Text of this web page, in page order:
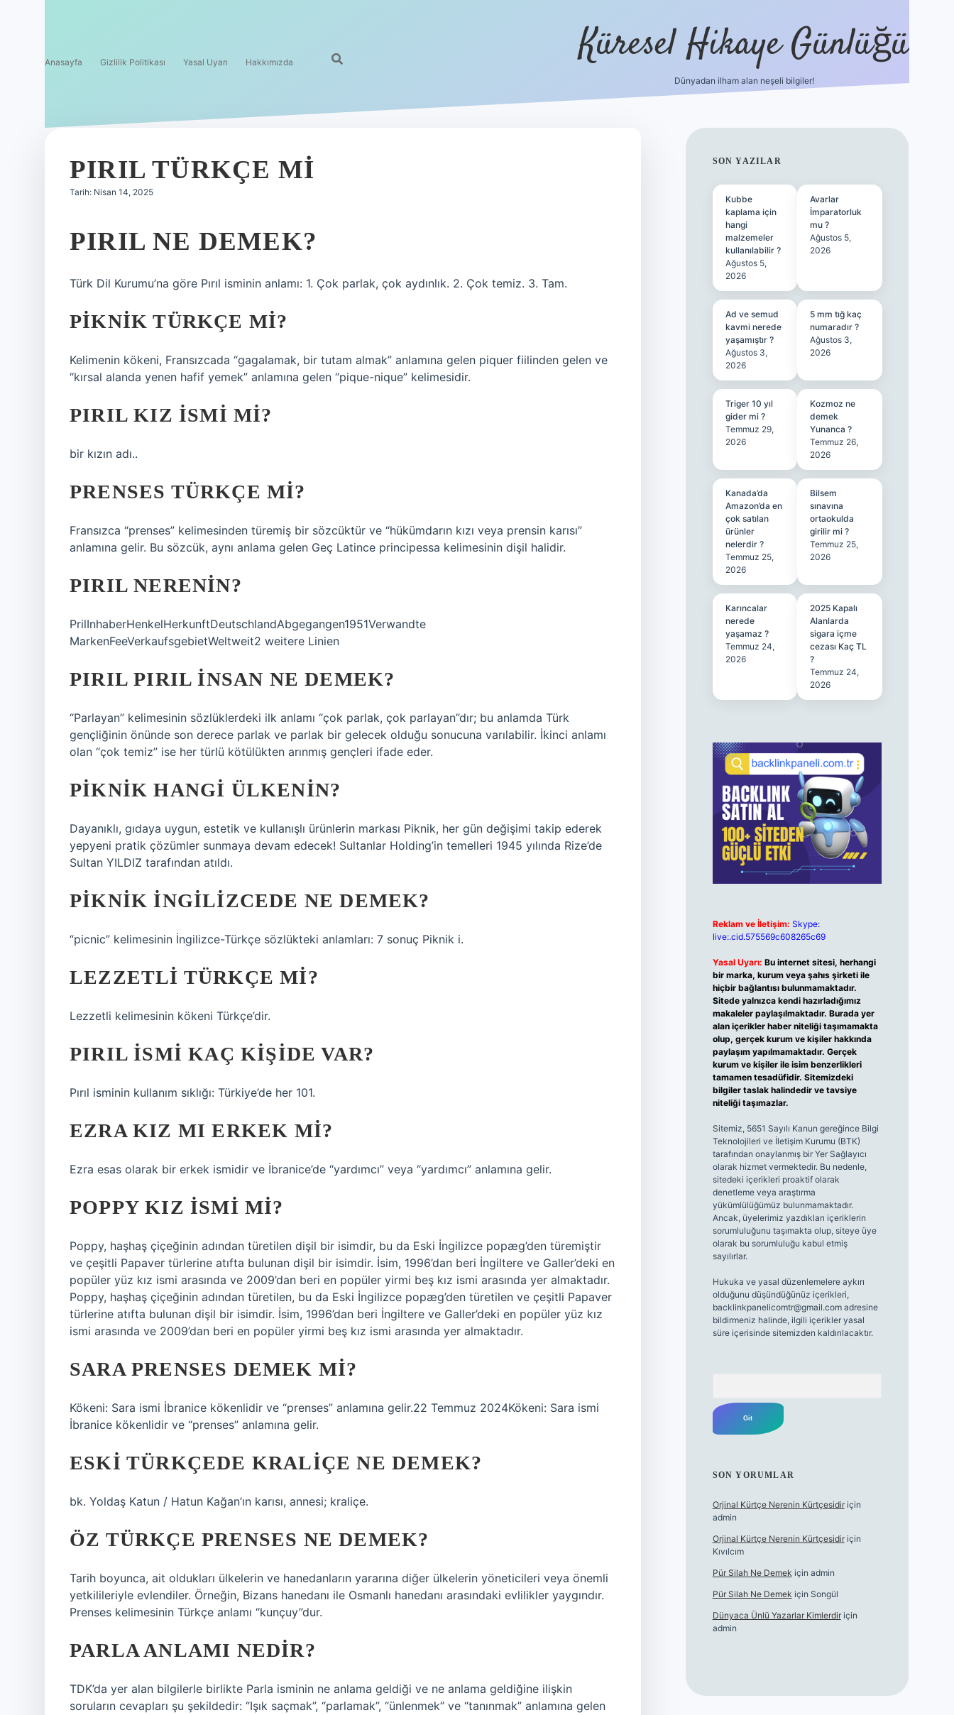
Anasayfa Gizlilik Politikası Yasal Uyarı Hakkımızda Küresel Hikaye Günlüğü
Dünyadan ilham alan neşeli bilgiler!
PIRIL TÜRKÇE MI
Tarih: Nisan 14, 2025
PIRIL NE DEMEK?
Türk Dil Kurumu’na göre Pırıl isminin anlamı: 1. Çok parlak, çok aydınlık. 2. Çok temiz. 3. Tam.
PIKNIK TÜRKÇE MI?
Kelimenin kökeni, Fransızcada “gagalamak, bir tutam almak” anlamına gelen piquer fiilinden gelen ve
“kırsal alanda yenen hafif yemek” anlamına gelen “pique-nique” kelimesidir.
PIRIL KIZ ISMI MI?
bir kızın adı..
PRENSES TÜRKÇE MI?
Fransızca “prenses” kelimesinden türemiş bir sözcüktür ve “hükümdarın kızı veya prensin karısı”
anlamına gelir. Bu sözcük, aynı anlama gelen Geç Latince principessa kelimesinin dişil halidir.
PIRIL NERENIN?
PrilInhaberHenkelHerkunftDeutschlandAbgegangen1951Verwandte
MarkenFeeVerkaufsgebietWeltweit2 weitere Linien
PIRIL PIRIL INSAN NE DEMEK?
“Parlayan” kelimesinin sözlüklerdeki ilk anlamı “çok parlak, çok parlayan”dır; bu anlamda Türk
gençliğinin önünde son derece parlak ve parlak bir gelecek olduğu sonucuna varılabilir. İkinci anlamı
olan “çok temiz” ise her türlü kötülükten arınmış gençleri ifade eder.
PIKNIK HANGI ÜLKENIN?
Dayanıklı, gıdaya uygun, estetik ve kullanışlı ürünlerin markası Piknik, her gün değişimi takip ederek
yepyeni pratik çözümler sunmaya devam edecek! Sultanlar Holding’in temelleri 1945 yılında Rize’de
Sultan YILDIZ tarafından atıldı.
PIKNIK INGILIZCEDE NE DEMEK?
“picnic” kelimesinin İngilizce-Türkçe sözlükteki anlamları: 7 sonuç Piknik i.
LEZZETLI TÜRKÇE MI?
Lezzetli kelimesinin kökeni Türkçe’dir.
PIRIL ISMI KAÇ KIŞIDE VAR?
Pırıl isminin kullanım sıklığı: Türkiye’de her 101.
EZRA KIZ MI ERKEK MI?
Ezra esas olarak bir erkek ismidir ve İbranice’de “yardımcı” veya “yardımcı” anlamına gelir.
POPPY KIZ ISMI MI?
Poppy, haşhaş çiçeğinin adından türetilen dişil bir isimdir, bu da Eski İngilizce popæg’den türemiştir
ve çeşitli Papaver türlerine atıfta bulunan dişil bir isimdir. İsim, 1996’dan beri İngiltere ve Galler’deki en
popüler yüz kız ismi arasında ve 2009’dan beri en popüler yirmi beş kız ismi arasında yer almaktadır.
Poppy, haşhaş çiçeğinin adından türetilen, bu da Eski İngilizce popæg’den türetilen ve çeşitli Papaver
türlerine atıfta bulunan dişil bir isimdir. İsim, 1996’dan beri İngiltere ve Galler’deki en popüler yüz kız
ismi arasında ve 2009’dan beri en popüler yirmi beş kız ismi arasında yer almaktadır.
SARA PRENSES DEMEK MI?
Kökeni: Sara ismi İbranice kökenlidir ve “prenses” anlamına gelir.22 Temmuz 2024Kökeni: Sara ismi
İbranice kökenlidir ve “prenses” anlamına gelir.
ESKI TÜRKÇEDE KRALIÇE NE DEMEK?
bk. Yoldaş Katun / Hatun Kağan’ın karısı, annesi; kraliçe.
ÖZ TÜRKÇE PRENSES NE DEMEK?
Tarih boyunca, ait oldukları ülkelerin ve hanedanların yararına diğer ülkelerin yöneticileri veya önemli
yetkilileriyle evlendiler. Örneğin, Bizans hanedanı ile Osmanlı hanedanı arasındaki evlilikler yaygındır.
Prenses kelimesinin Türkçe anlamı “kunçuy”dur.
PARLA ANLAMI NEDIR?
TDK’da yer alan bilgilerle birlikte Parla isminin ne anlama geldiği ve ne anlama geldiğine ilişkin
soruların cevapları şu şekildedir: “Işık saçmak”, “parlamak”, “ünlenmek” ve “tanınmak” anlamına gelen
SIDEBAR
SON YAZILAR
Kubbe
kaplama için
hangi
malzemeler
kullanılabilir ?
Ağustos 5,
2026
Avarlar
İmparatorluk
mu ?
Ağustos 5,
2026
Ad ve semud
kavmi nerede
yaşamıştır ?
Ağustos 3,
2026
5 mm tığ kaç
numaradır ?
Ağustos 3,
2026
Triger 10 yıl
gider mi ?
Temmuz 29,
2026
Kozmoz ne
demek
Yunanca ?
Temmuz 26,
2026
Kanada’da
Amazon’da en
çok satılan
ürünler
nelerdir ?
Temmuz 25,
2026
Bilsem
sınavına
ortaokulda
girilir mi ?
Temmuz 25,
2026
Karıncalar
nerede
yaşamaz ?
Temmuz 24,
2026
2025 Kapalı
Alanlarda
sigara içme
cezası Kaç TL
?
Temmuz 24,
2026
Reklam ve İletişim: Skype:
live:.cid.575569c608265c69
Yasal Uyarı: Bu internet sitesi, herhangi
bir marka, kurum veya şahıs şirketi ile
hiçbir bağlantısı bulunmamaktadır.
Sitede yalnızca kendi hazırladığımız
makaleler paylaşılmaktadır. Burada yer
alan içerikler haber niteliği taşımamakta
olup, gerçek kurum ve kişiler hakkında
paylaşım yapılmamaktadır. Gerçek
kurum ve kişiler ile isim benzerlikleri
tamamen tesadüfidir. Sitemizdeki
bilgiler taslak halindedir ve tavsiye
niteliği taşımazlar.
Sitemiz, 5651 Sayılı Kanun gereğince Bilgi
Teknolojileri ve İletişim Kurumu (BTK)
tarafından onaylanmış bir Yer Sağlayıcı
olarak hizmet vermektedir. Bu nedenle,
sitedeki içerikleri proaktif olarak
denetleme veya araştırma
yükümlülüğümüz bulunmamaktadır.
Ancak, üyelerimiz yazdıkları içeriklerin
sorumluluğunu taşımakta olup, siteye üye
olarak bu sorumluluğu kabul etmiş
sayılırlar.
Hukuka ve yasal düzenlemelere aykırı
olduğunu düşündüğünüz içerikleri,
backlinkpanelicomtr@gmail.comadresine
bildirmeniz halinde, ilgili içerikler yasal
süre içerisinde sitemizden kaldırılacaktır.
SON YORUMLAR
Orjinal Kürtçe Nerenin Kürtçesidiriçin
admin
Orjinal Kürtçe Nerenin Kürtçesidiriçin
Kıvılcım
Pür Silah Ne Demek için admin
Pür Silah Ne Demek için Songül
Dünyaca Ünlü Yazarlar Kimlerdiriçin
admin
betexper güvenilir mi